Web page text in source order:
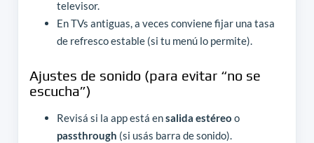
televisor.
En TVs antiguas, a veces conviene fijar una tasa
de refresco estable (si tu menú lo permite).
Ajustes de sonido (para evitar “no se
escucha”)
Revisá si la app está ensalida estéreo o
passthrough (si usás barra de sonido).